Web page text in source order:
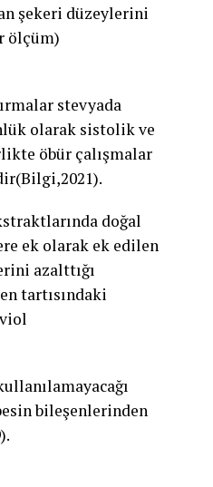
şekeri düzeylerini
ölçüm)
stevyada
olarak sistolik ve
öbür çalışmalar
doğal
ek olarak ek edilen
azalttığı
tartısındaki
bileşenlerinden